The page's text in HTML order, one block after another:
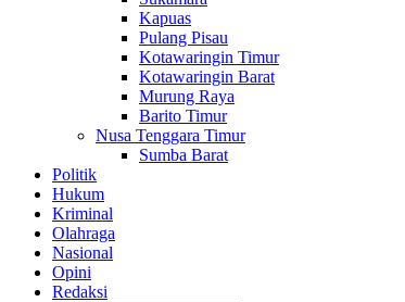
Kapuas
Pulang Pisau
Kotawaringin Timur
Kotawaringin Barat
Murung Raya
Barito Timur
Nusa Tenggara Timur
Sumba Barat
Politik
Hukum
Kriminal
Olahraga
Nasional
Opini
Redaksi